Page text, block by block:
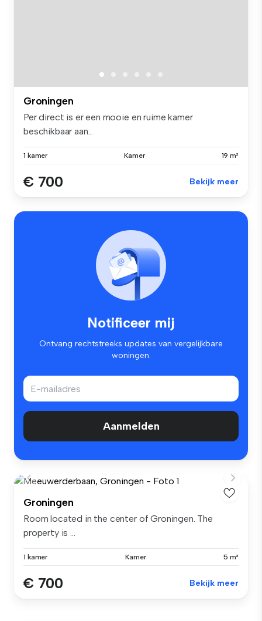
Groningen
Per direct is er een mooie en ruime kamer
beschikbaar aan...
1 kamer Kamer 19 m²
€ 700 Bekijk meer
Notificeer mij
Ontvang rechtstreeks updates van vergelijkbare
woningen.
Aanmelden
Groningen
Room located in the center of Groningen. The
property is ...
1 kamer Kamer 5 m²
€ 700 Bekijk meer